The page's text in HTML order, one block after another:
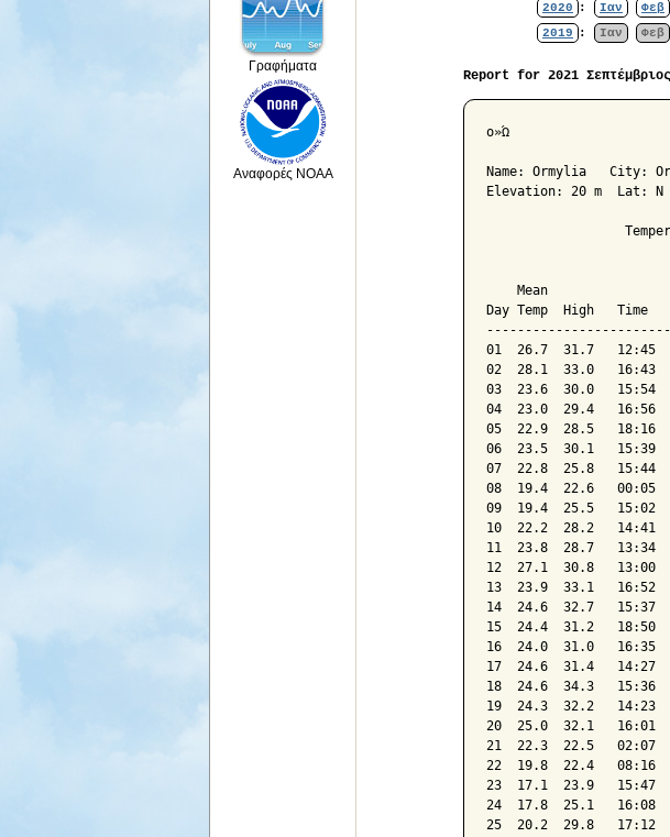
Γραφήματα
Αναφορές NOAA
2020
: Ιαν Φεβ
2019
: Ιαν Φεβ
Report for 2021 Σεπτέμβριος
ο»Ώ			Monthly Climatological Summary for Sep 2021
Name: Ormylia   City:
Elevation: 20 m  Lat: N
Mean
Day Temp  High   Time
01  26.7  31.7   12:45
02  28.1  33.0   16:43
03  23.6  30.0   15:54
04  23.0  29.4   16:56
05  22.9  28.5   18:16
06  23.5  30.1   15:39
07  22.8  25.8   15:44
08  19.4  22.6   00:05
09  19.4  25.5   15:02
10  22.2  28.2   14:41
11  23.8  28.7   13:34
12  27.1  30.8   13:00
13  23.9  33.1   16:52
14  24.6  32.7   15:37
15  24.4  31.2   18:50
16  24.0  31.0   16:35
17  24.6  31.4   14:27
18  24.6  34.3   15:36
19  24.3  32.2   14:23
20  25.0  32.1   16:01
21  22.3  22.5   02:07
22  19.8  22.4   08:16
23  17.1  23.9   15:47
24  17.8  25.1   16:08
25  20.2  29.8   17:12